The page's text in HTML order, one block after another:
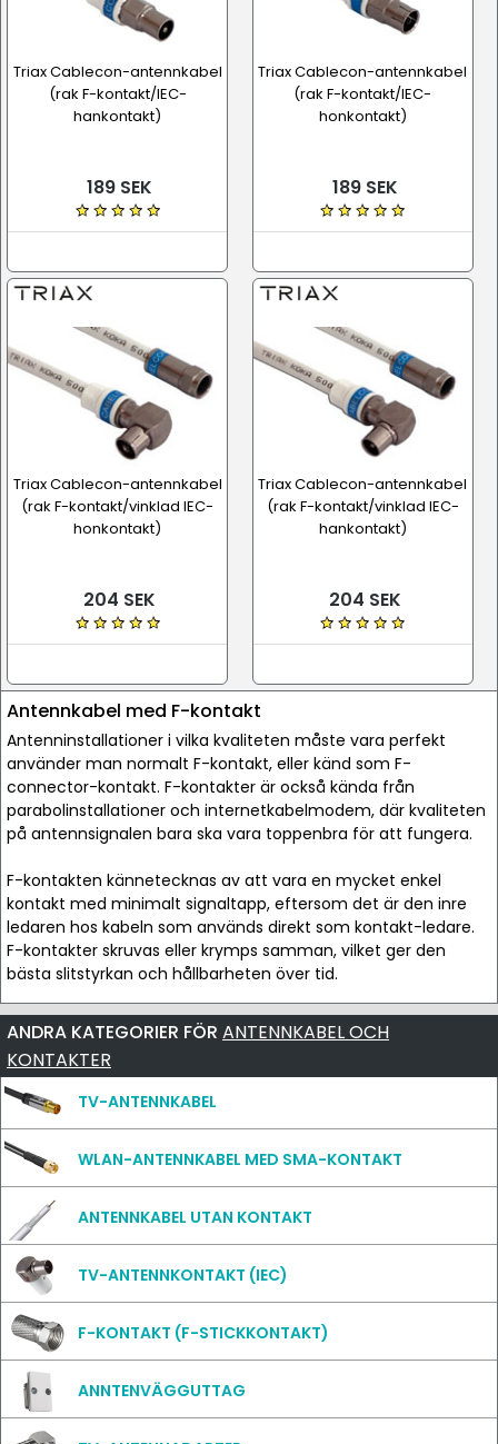
Triax Cablecon-antennkabel
(rak F-kontakt/IEC-
hankontakt)
189 SEK
Triax Cablecon-antennkabel
(rak F-kontakt/IEC-
honkontakt)
189 SEK
Triax Cablecon-antennkabel
(rak F-kontakt/vinklad IEC-
honkontakt)
204 SEK
Triax Cablecon-antennkabel
(rak F-kontakt/vinklad IEC-
hankontakt)
204 SEK
Antennkabel med F-kontakt
Antenninstallationer i vilka kvaliteten måste vara perfekt
använder man normalt F-kontakt, eller känd som F-
connector-kontakt. F-kontakter är också kända från
parabolinstallationer och internetkabelmodem, där kvaliteten
på antennsignalen bara ska vara toppenbra för att fungera.
F-kontakten kännetecknas av att vara en mycket enkel
kontakt med minimalt signaltapp, eftersom det är den inre
ledaren hos kabeln som används direkt som kontakt-ledare.
F-kontakter skruvas eller krymps samman, vilket ger den
bästa slitstyrkan och hållbarheten över tid.
ANDRA KATEGORIER FÖR ANTENNKABEL OCH
KONTAKTER
TV-ANTENNKABEL
WLAN-ANTENNKABEL MED SMA-KONTAKT
ANTENNKABEL UTAN KONTAKT
TV-ANTENNKONTAKT (IEC)
F-KONTAKT (F-STICKKONTAKT)
ANNTENVÄGGUTTAG